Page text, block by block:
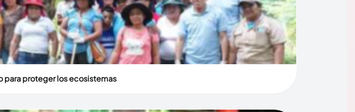
para proteger los ecosistemas